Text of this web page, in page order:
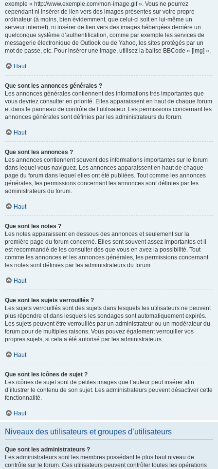
exemple « http://www.exemple.com/mon-image.gif ». Vous ne pourrez
cependant ni insérer de lien vers des images présentes sur votre propre
ordinateur (à moins, bien évidemment, que celui-ci soit en lui-même un
serveur internet), ni insérer de lien vers des images hébergées derrière un
quelconque système d’authentification, comme par exemple les services de
messagerie électronique de Outlook ou de Yahoo, les sites protégés par un
mot de passe, etc. Pour insérer une image, utilisez la balise BBCode « [img] ».
Haut
Que sont les annonces générales ?
Les annonces générales contiennent des informations très importantes que
vous devriez consulter en priorité. Elles apparaissent en haut de chaque forum
et dans le panneau de contrôle de l’utilisateur. Les permissions concernant les
annonces générales sont définies par les administrateurs du forum.
Haut
Que sont les annonces ?
Les annonces contiennent souvent des informations importantes sur le forum
dans lequel vous naviguez. Les annonces apparaissent en haut de chaque
page du forum dans lequel elles ont été publiées. Tout comme les annonces
générales, les permissions concernant les annonces sont définies par les
administrateurs du forum.
Haut
Que sont les notes ?
Les notes apparaissent en dessous des annonces et seulement sur la
première page du forum concerné. Elles sont souvent assez importantes et il
est recommandé de les consulter dès que vous en avez la possibilité. Tout
comme les annonces et les annonces générales, les permissions concernant
les notes sont définies par les administrateurs du forum.
Haut
Que sont les sujets verrouillés ?
Les sujets verrouillés sont des sujets dans lesquels les utilisateurs ne peuvent
plus répondre et dans lesquels les sondages sont automatiquement expirés.
Les sujets peuvent être verrouillés par un administrateur ou un modérateur du
forum pour de multiples raisons. Vous pouvez également verrouiller vos
propres sujets, si cela a été autorisé par les administrateurs.
Haut
Que sont les icônes de sujet ?
Les icônes de sujet sont de petites images que l’auteur peut insérer afin
d’illustrer le contenu de son sujet. Les administrateurs peuvent désactiver cette
fonctionnalité.
Haut
Niveaux des utilisateurs et groupes d’utilisateurs
Que sont les administrateurs ?
Les administrateurs sont les membres possédant le plus haut niveau de
contrôle sur le forum. Ces utilisateurs peuvent contrôler toutes les opérations